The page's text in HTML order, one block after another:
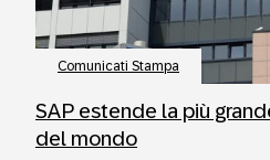
Comunicati Stampa
SAP estende la più
del mondo